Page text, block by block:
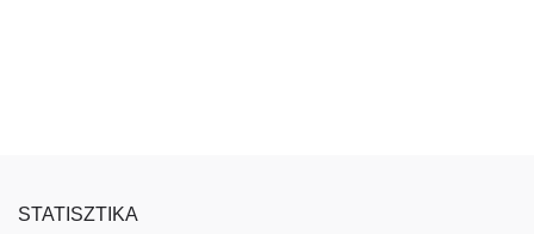
STATISZTIKA